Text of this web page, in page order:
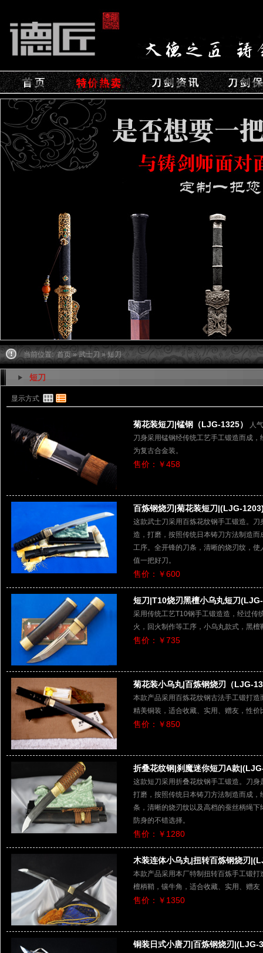
当前位置: 首页»武士刀 » 短刀
短刀
显示方式
菊花装短刀|锰钢（LJG-1325）
人
刀身采用锰钢经传统工艺手工锻造而成
为复古合金装。
售价：￥458
百炼钢烧刃|菊花装短刀|(LJG-
这款武士刀采用百炼花纹钢手工锻造。
造，打磨，按照传统日本铸刀方法制造
工序。全开锋的刀条，清晰的烧刃纹，
值一把好刀。
售价：￥600
短刀|T10烧刃黑檀小乌丸短刀
采用传统工艺T10钢手工锻造造，经过传
火，回火制作等工序，小乌丸款式，黑
售价：￥735
菊花装小乌丸|百炼钢烧刃（LJG-
本款产品采用百炼花纹钢古法手工锻打
精美铜装，适合收藏、实用、赠友，性价
售价：￥850
折叠花纹钢|刹魔迷你短刀A款
这款短刀采用折叠花纹钢手工锻造。刀
打磨，按照传统日本铸刀方法制造而成
条，清晰的烧刃纹以及高档的蚕丝柄绳
防身的不错选择。
售价：￥1280
木装连体小乌丸|扭转百炼钢烧刃
本款产品采用本厂特制扭转百炼手工锻
檀柄鞘，镶牛角，适合收藏、实用、赠友
售价：￥1350
铜装日式小唐刀|百炼钢烧刃|(LJG-